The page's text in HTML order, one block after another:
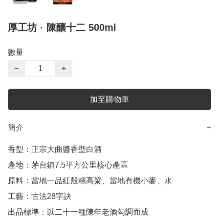
厚工坊 · 陳釀十二 500ml
數量
−
+
加至購物車
簡介 −
香型：正宗大曲醬香型白酒
產地：茅台鎮7.5平方公里核心產區
原料：當地一品紅殼糯高粱、當地有機小麥、水
工藝：古法28字訣
出品標準：以二十一種陳年老酒勾調而成